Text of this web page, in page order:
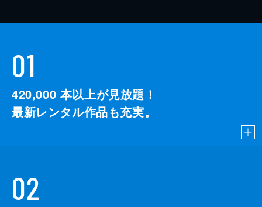
01
420,000 本以上が見放題！
最新レンタル作品も充実。
02